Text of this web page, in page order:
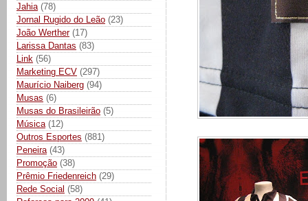
Jahia (78)
Jornal Rugido do Leão (23)
João Werther (17)
Larissa Dantas (83)
Link (56)
Marketing ECV (297)
Maurício Naiberg (94)
Musas (6)
Musas do Brasileirão (5)
Música (12)
Outros Esportes (881)
Peneira (43)
Promoção (38)
Prêmio Friedenreich (29)
Rede Social (58)